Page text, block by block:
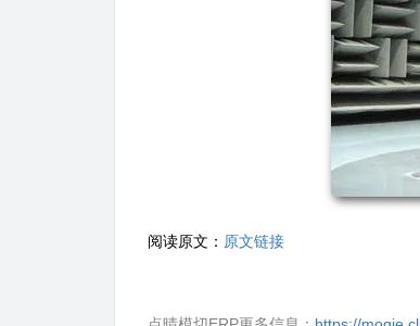
阅读原文： 原文链接